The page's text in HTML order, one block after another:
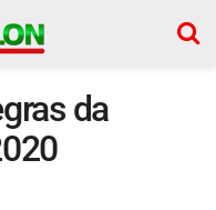
da